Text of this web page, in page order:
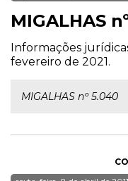
MIGALHAS
Informações
fevereiro de 2021.
MIGALHAS nº 5.040